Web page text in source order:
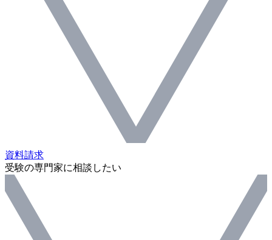
資料請求
受験の専門家に相談したい